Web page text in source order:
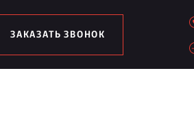
ЗАКАЗАТЬ ЗВОНОК